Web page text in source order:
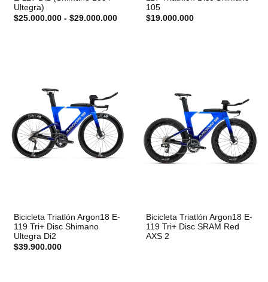
Ultegra)
$25.000.000 - $29.000.000
105
$19.000.000
Bicicleta Triatlón Argon18 E-
119 Tri+ Disc Shimano
Ultegra Di2
$39.900.000
Bicicleta Triatlón Argon18 E-
119 Tri+ Disc SRAM Red
AXS 2